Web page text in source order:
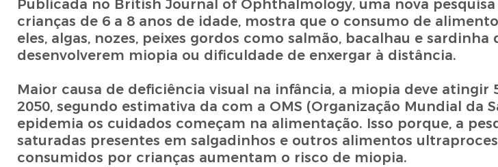
Publicada no British Journal of Ophthalmology, uma nova
crianças de 6 a 8 anos de idade, mostra que o consumo de
eles, algas, nozes, peixes gordos como salmão, bacalhau e
desenvolverem miopia ou dificuldade de enxergar à distância.
Maior causa de deficiência visual na infância, a miopia deve atingir
2050, segundo estimativa da com a OMS (Organização Mundial da
epidemia os cuidados começam na alimentação. Isso porque, a
saturadas presentes em salgadinhos e outros alimentos
consumidos por crianças aumentam o risco de miopia.